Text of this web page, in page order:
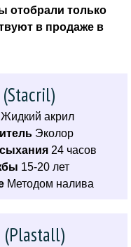
отобрали только
в продаже в
Жидкий акрил
Эколор
24 часов
15-20 лет
Методом налива
(Plastall)